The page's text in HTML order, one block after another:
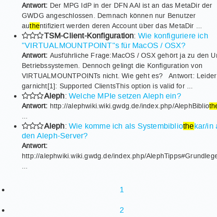
Antwort: Der MPG IdP in der DFN AAI ist an das MetaDir der
GWDG angeschlossen. Demnach können nur Benutzer
authentifiziert werden deren Account über das MetaDir ...
TSM-Client-Konfiguration: Wie konfiguriere ich
"VIRTUALMOUNTPOINT"s für MacOS / OSX?
Antwort: Ausführliche Frage:MacOS / OSX gehört ja zu den
Betriebssystemen. Dennoch gelingt die Konfiguration von
VIRTUALMOUNTPOINTs nicht. Wie geht es? Antwort: Leider
garnicht[1]: Supported ClientsThis option is valid for ...
Aleph:Welche MPIe setzen Aleph ein?
Antwort: http://alephwiki.wiki.gwdg.de/index.php/AlephBiblio
Aleph:Wie komme ich als Systembibliothekar/in
den Aleph-Server?
Antwort:
http://alephwiki.wiki.gwdg.de/index.php/
1
2